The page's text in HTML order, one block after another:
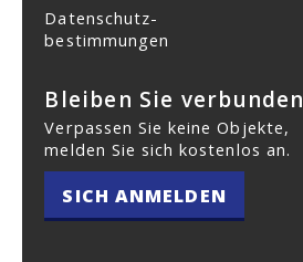
Datenschutz­
bestimmungen
Bleiben Sie verbunden
Verpassen Sie keine Objekte,
melden Sie sich kostenlos an.
SICH ANMELDEN